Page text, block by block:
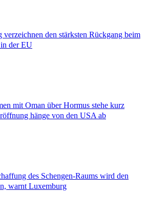
den stärksten Rückgang beim
der EU
mit Oman über Hormus stehe kurz
hänge von den USA ab
des Schengen-Raums wird den
warnt Luxemburg